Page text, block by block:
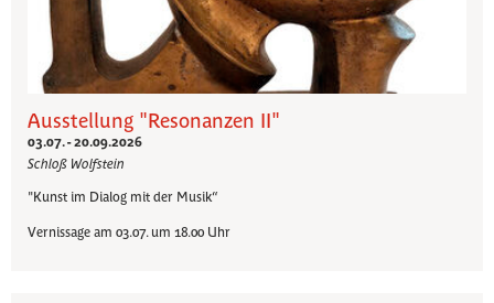
Ausstellung "Resonanzen II"
03.07. - 20.09.2026
Schloß Wolfstein
"Kunst im Dialog mit der Musik“
Vernissage am 03.07. um 18.00 Uhr